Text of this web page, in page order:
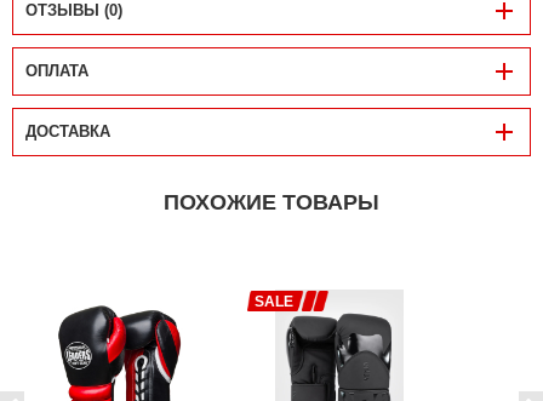
ОТЗЫВЫ (0)
ОПЛАТА
ДОСТАВКА
ПОХОЖИЕ ТОВАРЫ
SALE